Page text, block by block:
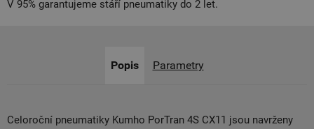
V 95% garantujeme stáří pneumatiky do 2 let.
Popis Parametry
Celoroční pneumatiky Kumho PorTran 4S CX11 jsou navrženy